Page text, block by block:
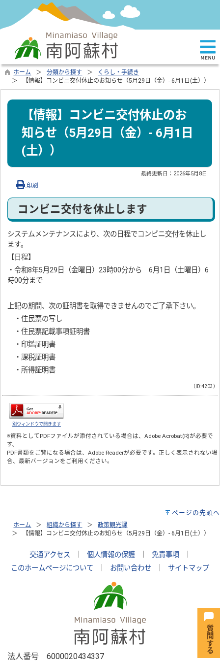
ホーム 分類から探す
くらし・手続き
【情報】コンビニ交付休止のお知らせ（5月29日（金）- 6月1日(土））
【情報】コンビニ交付休止のお
知らせ（5月29日（金）- 6月1日
(土））
最終更新日： 2026年5月8日
印刷
コンビニ交付を休止します
システムメンテナンスにより、次の日程でコンビニ交付を休止し
ます。
【日程】
・令和8年5月29日（金曜日）23時00分から 6月1日（土曜日）6
時00分まで
上記の期間、次の証明書を取得できませんのでご了承下さい。
・住民票の写し
・住民票記載事項証明書
・印鑑証明書
・課税証明書
・所得証明書
（ID:4203）
別ウィンドウで開きます
※資料としてPDFファイルが添付されている場合は、Adobe Acrobat(R)が必要で
す。
PDF書類をご覧になる場合は、Adobe Readerが必要です。正しく表示されない場
合、最新バージョンをご利用ください。
ページの先頭へ
ホーム 組織から探す
政策観光課
【情報】コンビニ交付休止のお知らせ（5月29日（金）- 6月1日(土））
交通アクセス 個人情報の保護 免責事項
このホームページについて
お問い合わせ サイトマップ
法人番号 6000020434337